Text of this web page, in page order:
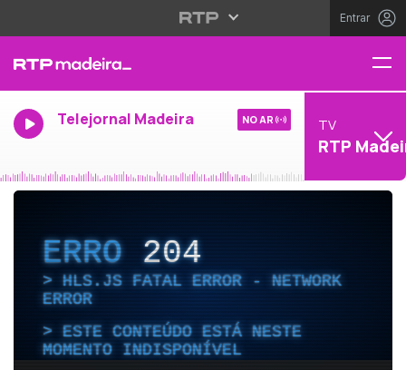
Entrar
Telejornal Madeira NO AR TV
RTP
ERRO204
HLS.JS FATAL ERROR - NETWORK
ERROR
ESTE CONTEÚDO ESTÁ NESTE
MOMENTO INDISPONÍVEL